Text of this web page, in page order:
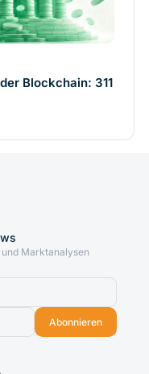
Blockchain: 311
Marktanalysen
Abonnieren